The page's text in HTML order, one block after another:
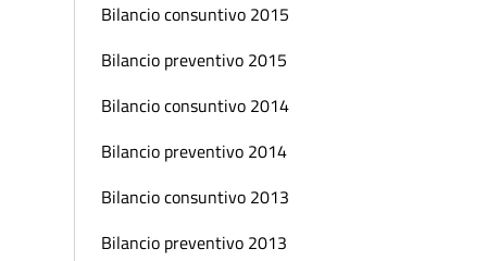
Bilancio consuntivo 2015
Bilancio preventivo 2015
Bilancio consuntivo 2014
Bilancio preventivo 2014
Bilancio consuntivo 2013
Bilancio preventivo 2013